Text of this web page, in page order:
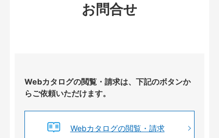
お問合せ
Webカタログの閲覧・請求は、下記のボタンか
らご依頼いただけます。
Webカタログの閲覧・請求